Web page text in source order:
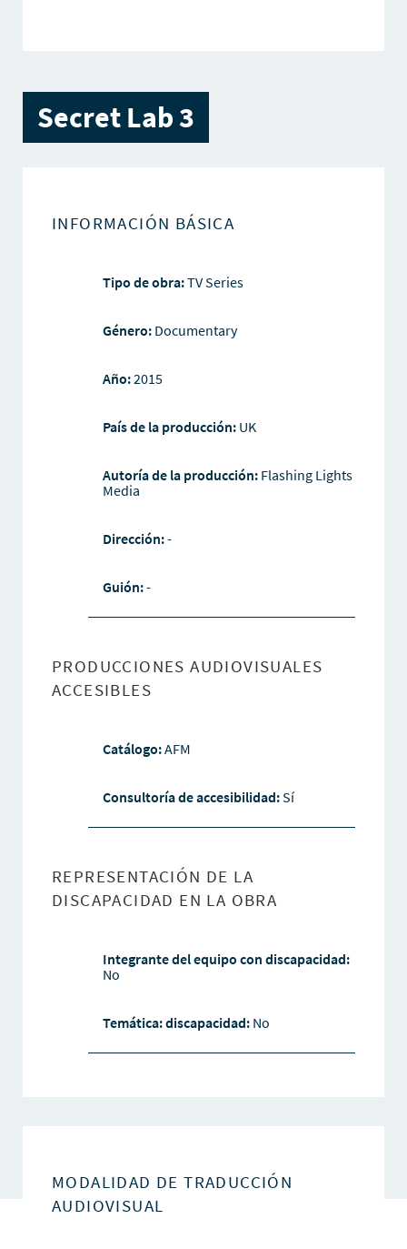
Secret Lab 3
INFORMACIÓN BÁSICA
Tipo de obra:TV Series
Género:Documentary
Año:2015
País de la producción: UK
Autoría de la producción: Flashing Lights
Media
Dirección:-
Guión:-
PRODUCCIONES AUDIOVISUALES
ACCESIBLES
Catálogo:AFM
Consultoría de accesibilidad:Sí
REPRESENTACIÓN DE LA
DISCAPACIDAD EN LA OBRA
Integrante del equipo con discapacidad:
No
Temática: discapacidad: No
MODALIDAD DE TRADUCCIÓN
AUDIOVISUAL